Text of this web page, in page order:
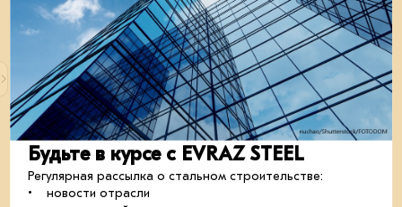
Только для авторизованных
21 ноября 2024—Фото
Фотоальбом 30-й Международной
промышленной выставки «Металл-Экспо 2024»
Будьте в курсе с EVRAZ STEEL
Регулярная рассылка о стальном строительстве:
• новости отрасли